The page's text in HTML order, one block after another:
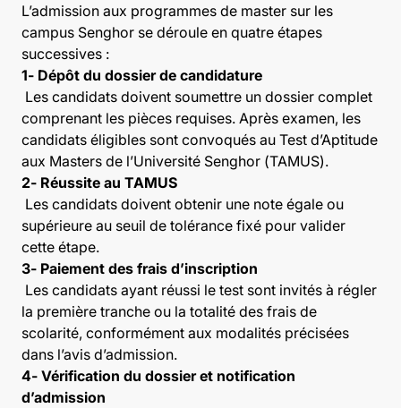
L’admission aux programmes de master sur les
campus Senghor se déroule en quatre étapes
successives :
1- Dépôt du dossier de candidature
Les candidats doivent soumettre un dossier complet
comprenant les pièces requises. Après examen, les
candidats éligibles sont convoqués au Test d’Aptitude
aux Masters de l’Université Senghor (TAMUS).
2- Réussite au TAMUS
Les candidats doivent obtenir une note égale ou
supérieure au seuil de tolérance fixé pour valider
cette étape.
3- Paiement des frais d’inscription
Les candidats ayant réussi le test sont invités à régler
la première tranche ou la totalité des frais de
scolarité, conformément aux modalités précisées
dans l’avis d’admission.
4- Vérification du dossier et notification
d’admission